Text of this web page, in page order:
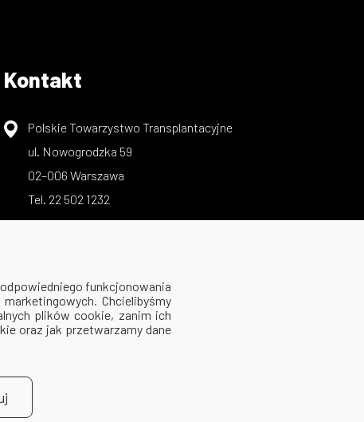
Kontakt
Polskie Towarzystwo Transplantacyjne
ul. Nowogrodzka 59
02–006 Warszawa
Tel. 22 502 1232
funkcjonowania
Chcielibyśmy
plików cookie, zanim ich
oraz jak przetwarzamy dane